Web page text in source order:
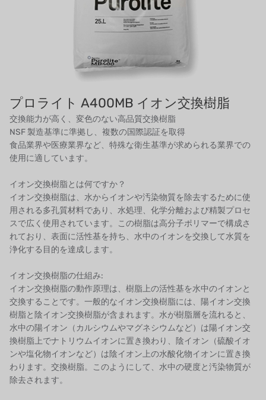
アメリカンペンテア
アメリカのプルサフィーダー
タイHAYCARB
フランスSUNTEC
日本のNOP
日本オリンピック
日本勝浦
BRAHMA、イタリア
鷺宮
ハネウェル
アズビル（山武）
オルトレマーレ
プロライト A400MB イオン交換樹脂
交換能力が高く、変色のない高品質交換樹脂
NSF 製造基準に準拠し、複数の国際認証を取得
食品業界や医療業界など、特殊な衛生基準が求められる業界での
使用に適しています。
イオン交換樹脂とは何ですか？
イオン交換樹脂は、水からイオンや汚染物質を除去するために使
用される多孔質材料であり、水処理、化学分離および精製プロセ
スで広く使用されています。この樹脂は高分子ポリマーで構成さ
れており、表面に活性基を持ち、水中のイオンを交換して水質を
浄化する目的を達成します。
イオン交換樹脂の仕組み:
イオン交換樹脂の動作原理は、樹脂上の活性基を水中のイオンと
交換することです。一般的なイオン交換樹脂には、陽イオン交換
樹脂と陰イオン交換樹脂が含まれます。水が樹脂層を流れると、
水中の陽イオン（カルシウムやマグネシウムなど）は陽イオン交
換樹脂上でナトリウムイオンに置き換わり、陰イオン（硫酸イオ
ンや塩化物イオンなど）は陰イオン上の水酸化物イオンに置き換
わります。交換樹脂。このようにして、水中の硬度と汚染物質が
除去されます。